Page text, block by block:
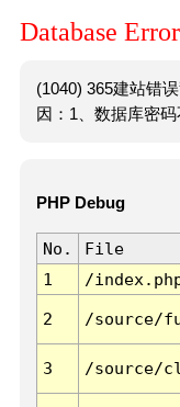
Database Error
(1040) 365建站错
因：1、数据库密码
PHP Debug
No. File
1
/
2 /source/
3 /source/